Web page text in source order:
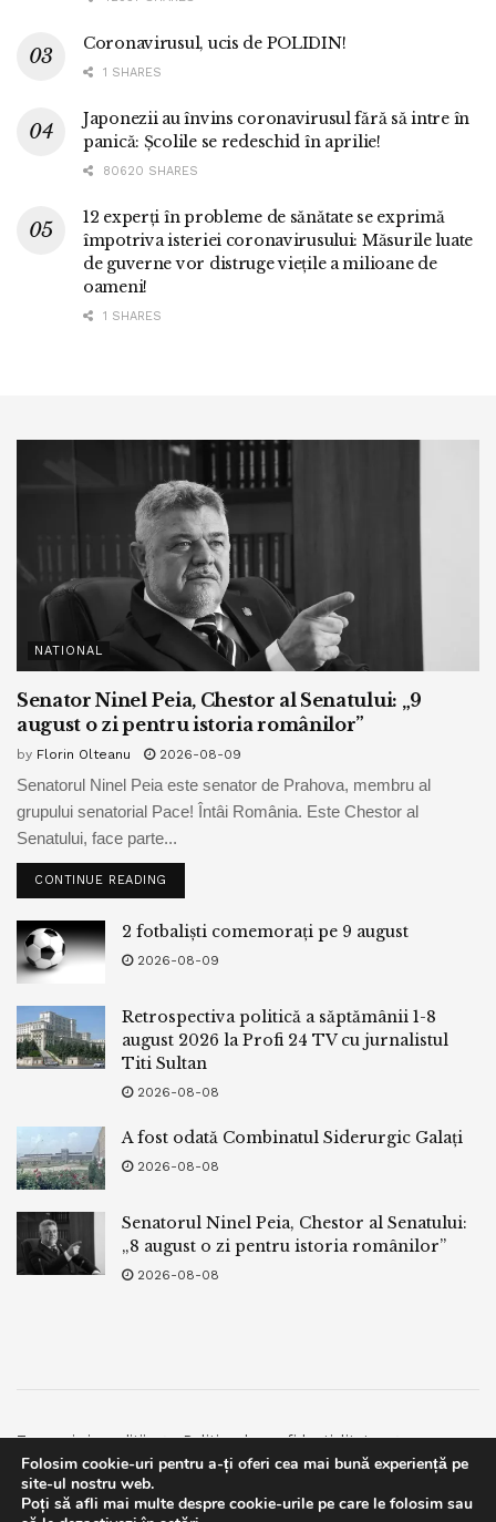
Coronavirusul, ucis de POLIDIN!
1 SHARES
Japonezii au învins coronavirusul fără să intre în
panică: Școlile se redeschid în aprilie!
80620 SHARES
12 experți în probleme de sănătate se exprimă
împotriva isteriei coronavirusului: Măsurile luate
de guverne vor distruge viețile a milioane de
oameni!
1 SHARES
NATIONAL
Senator Ninel Peia, Chestor al Senatului: „9
august o zi pentru istoria românilor”
by Florin Olteanu 2026-08-09
Senatorul Ninel Peia este senator de Prahova, membru al
grupului senatorial Pace! Întâi România. Este Chestor al
Senatului, face parte...
CONTINUE READING
2 fotbaliști comemorați pe 9 august
2026-08-09
Retrospectiva politică a săptămânii 1-8
august 2026 la Profi 24 TV cu jurnalistul
Titi Sultan
2026-08-08
A fost odată Combinatul Siderurgic Galați
2026-08-08
Senatorul Ninel Peia, Chestor al Senatului:
„8 august o zi pentru istoria românilor”
2026-08-08
Termeni si conditii
Politica de confidentialitate
Facebook
Contact
© 2019bpnews- Business & Politics Newsbpnews.
Folosim cookie-uri pentru a-ți oferi cea mai bună experiență pe
site-ul nostru web.
Poți să afli mai multe despre cookie-urile pe care le folosim sau